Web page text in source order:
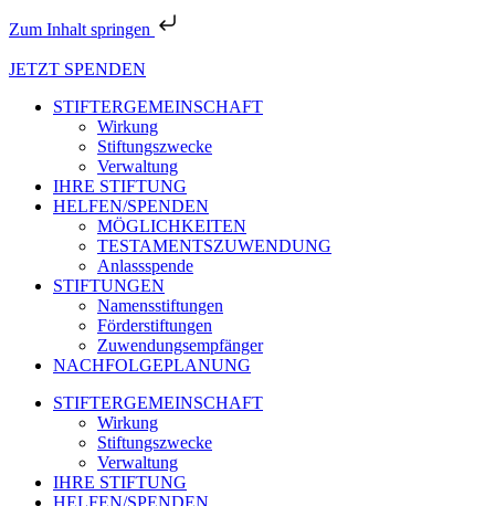
Zum Inhalt springen
JETZT SPENDEN
STIFTERGEMEINSCHAFT
Wirkung
Stiftungszwecke
Verwaltung
IHRE STIFTUNG
HELFEN/SPENDEN
MÖGLICHKEITEN
TESTAMENTSZUWENDUNG
Anlassspende
STIFTUNGEN
Namensstiftungen
Förderstiftungen
Zuwendungsempfänger
NACHFOLGEPLANUNG
STIFTERGEMEINSCHAFT
Wirkung
Stiftungszwecke
Verwaltung
IHRE STIFTUNG
HELFEN/SPENDEN